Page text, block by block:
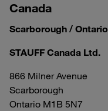
Canada
Scarborough / Ontario
STAUFF Canada Ltd.
866 Milner Avenue
Scarborough
Ontario M1B 5N7